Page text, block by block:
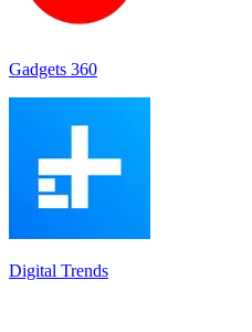
Gadgets 360
Digital Trends